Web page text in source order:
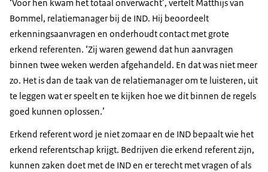
‘Voor hen kwam het totaal onverwacht’, vertelt Matthijs van
Bommel, relatiemanager bij de IND. Hij beoordeelt
erkenningsaanvragen en onderhoudt contact met grote
erkend referenten. ‘Zij waren gewend dat hun aanvragen
binnen twee weken werden afgehandeld. En dat was niet meer
zo. Het is dan de taak van de relatiemanager om te luisteren, uit
te leggen wat er speelt en te kijken hoe we dit binnen de regels
goed kunnen oplossen.’
Erkend referent word je niet zomaar en de IND bepaalt wie het
erkend referentschap krijgt. Bedrijven die erkend referent zijn,
kunnen zaken doet met de IND en er terecht met vragen of als